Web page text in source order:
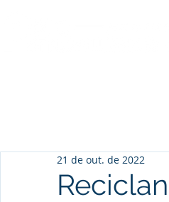
21 de out. de 2022